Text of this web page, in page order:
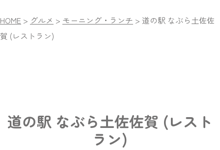
HOME > グルメ > モーニング・ランチ > 道の駅 なぶら土佐佐
賀 (レストラン)
道の駅 なぶら土佐佐賀 (レスト
ラン)